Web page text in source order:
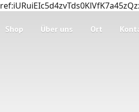
Shop Über uns Ort